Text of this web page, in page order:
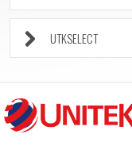
UTKSELECT